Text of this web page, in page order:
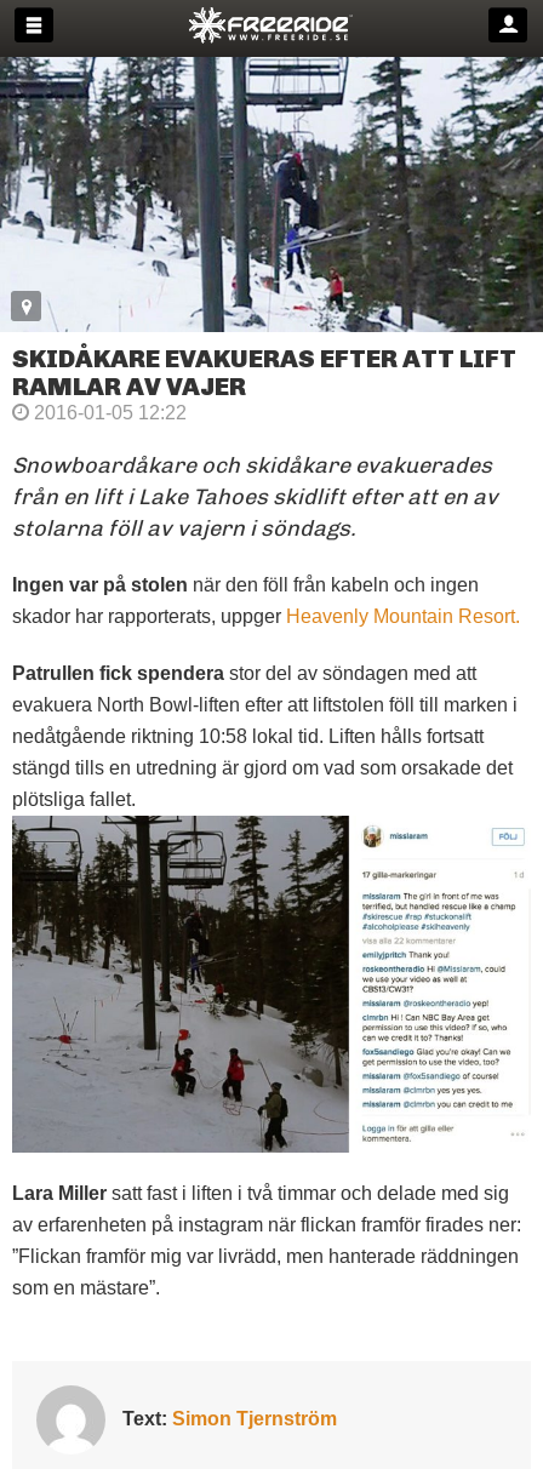
SKIDÅKARE EVAKUERAS EFTER ATT LIFT
RAMLAR AV VAJER
2016-01-05 12:22
Snowboardåkare och skidåkare evakuerades
från en lift i Lake Tahoes skidlift efter att en av
stolarna föll av vajern i söndags.
Ingen var på stolen när den föll från kabeln och ingen
skador har rapporterats, uppger Heavenly Mountain Resort.
Patrullen fick spendera stor del av söndagen med att
evakuera North Bowl-liften efter att liftstolen föll till marken i
nedåtgående riktning 10:58 lokal tid. Liften hålls fortsatt
stängd tills en utredning är gjord om vad som orsakade det
plötsliga fallet.
Lara Miller satt fast i liften i två timmar och delade med sig
av erfarenheten på instagram när flickan framför firades ner:
”Flickan framför mig var livrädd, men hanterade räddningen
som en mästare”.
Text: Simon Tjernström